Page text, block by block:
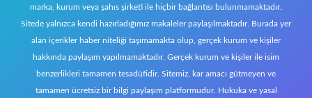
marka, kurum veya şahıs şirketi ile hiçbir bağlantısı bulunmamaktadır.
Sitede yalnızca kendi hazırladığımız makaleler paylaşılmaktadır. Burada yer
alan içerikler haber niteliği taşımamakta olup, gerçek kurum ve kişiler
hakkında paylaşım yapılmamaktadır. Gerçek kurum ve kişiler ile isim
benzerlikleri tamamen tesadüfidir. Sitemiz, kar amacı gütmeyen ve
tamamen ücretsiz bir bilgi paylaşım platformudur. Hukuka ve yasal